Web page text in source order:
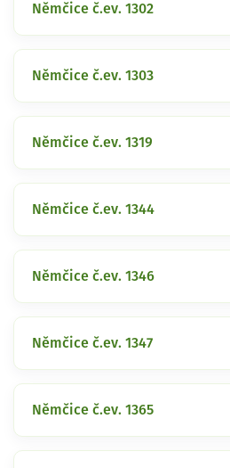
Němčice č.ev. 1302
Němčice č.ev. 1303
Němčice č.ev. 1319
Němčice č.ev. 1344
Němčice č.ev. 1346
Němčice č.ev. 1347
Němčice č.ev. 1365